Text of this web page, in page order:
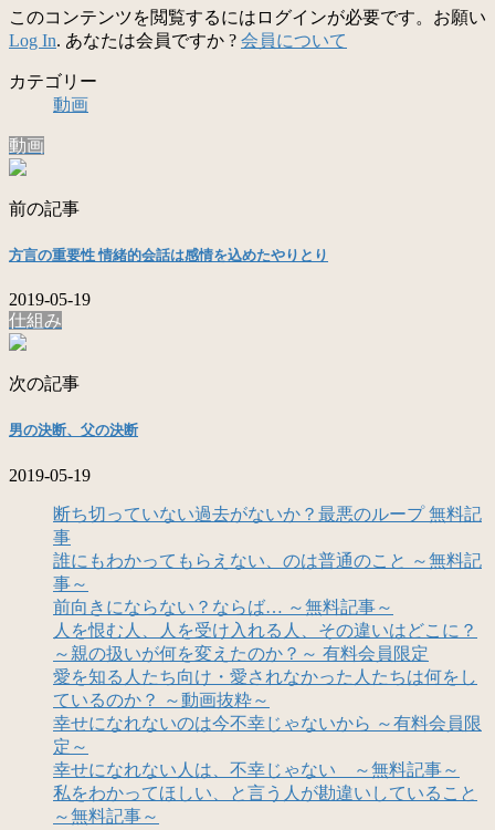
このコンテンツを閲覧するにはログインが必要です。お願い
Log In. あなたは会員ですか ? 会員について
カテゴリー
動画
動画
前の記事
方言の重要性 情緒的会話は感情を込めたやりとり
2019-05-19
仕組み
次の記事
男の決断、父の決断
2019-05-19
断ち切っていない過去がないか？最悪のループ 無料記
事
誰にもわかってもらえない、のは普通のこと ～無料記
事～
前向きにならない？ならば… ～無料記事～
人を恨む人、人を受け入れる人、その違いはどこに？
～親の扱いが何を変えたのか？～ 有料会員限定
愛を知る人たち向け・愛されなかった人たちは何をし
ているのか？ ～動画抜粋～
幸せになれないのは今不幸じゃないから ～有料会員限
定～
幸せになれない人は、不幸じゃない ～無料記事～
私をわかってほしい、と言う人が勘違いしていること
～無料記事～